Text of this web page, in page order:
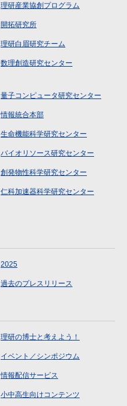
理研産業協創プログラム
開拓研究所
理研白眉研究チーム
数理創造研究センター
量子コンピュータ研究センター
情報統合本部
生命機能科学研究センター
バイオリソース研究センター
創発物性科学研究センター
仁科加速器科学研究センター
2025
過去のプレスリリース
理研の博士と考えよう！
イベント／シンポジウム
情報配信サービス
小中高生向けコンテンツ